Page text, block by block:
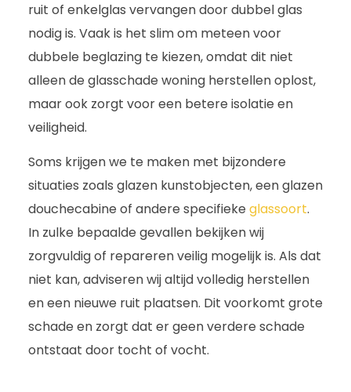
ruit of enkelglas vervangen door dubbel glas
nodig is. Vaak is het slim om meteen voor
dubbele beglazing te kiezen, omdat dit niet
alleen de glasschade woning herstellen oplost,
maar ook zorgt voor een betere isolatie en
veiligheid.
Soms krijgen we te maken met bijzondere
situaties zoals glazen kunstobjecten, een glazen
douchecabine of andere specifieke glassoort.
In zulke bepaalde gevallen bekijken wij
zorgvuldig of repareren veilig mogelijk is. Als dat
niet kan, adviseren wij altijd volledig herstellen
en een nieuwe ruit plaatsen. Dit voorkomt grote
schade en zorgt dat er geen verdere schade
ontstaat door tocht of vocht.